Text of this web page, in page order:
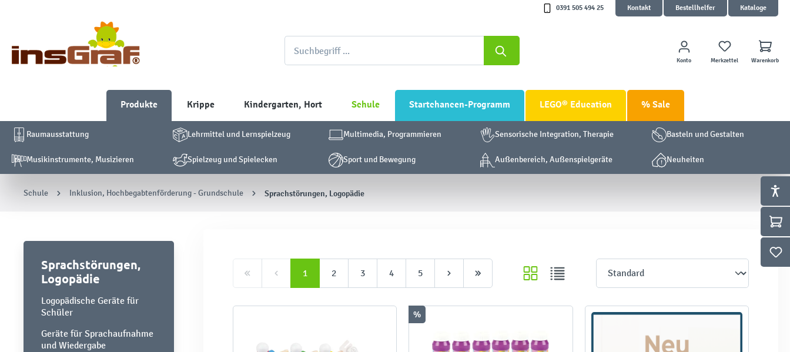
0391 505 494 25 Kontakt Bestellhelfer Kataloge
Konto Merkzettel Warenkorb
Produkte Krippe Kindergarten, Hort Schule Startchancen-Programm LEGO® Education % Sale
Raumausstattung Lehrmittel und Lernspielzeug Multimedia, Programmieren Sensorische Integration, Therapie Basteln und Gestalten
Musikinstrumente, Musizieren Spielzeug und Spielecken Sport und Bewegung Außenbereich, Außenspielgeräte Neuheiten
Schule Inklusion, Hochbegabtenförderung - Grundschule Sprachstörungen, Logopädie
Sprachstörungen,
Logopädie
Logopädische Geräte für
Schüler
Geräte für Sprachaufnahme
und Wiedergabe
1 2 3 4 5
%